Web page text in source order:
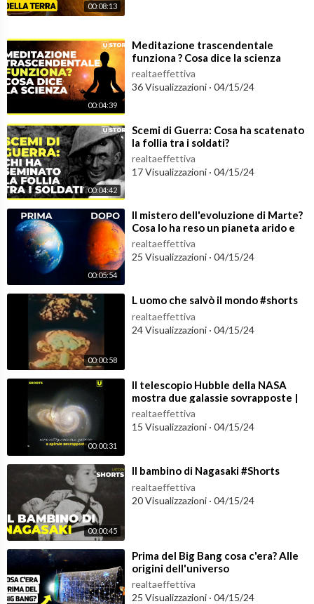
00:08:13
00:04:39
⁣Meditazione trascendentale
funziona ? Cosa dice la scienza
realtaeffettiva
36 Visualizzazioni · 04/15/24
00:04:42
⁣Scemi di Guerra: Cosa ha scatenato
la follia tra i soldati?
realtaeffettiva
17 Visualizzazioni · 04/15/24
00:05:54
⁣Il mistero dell'evoluzione di Marte?
Cosa lo ha reso un pianeta arido e
freddo?
realtaeffettiva
25 Visualizzazioni · 04/15/24
00:00:58
⁣L uomo che salvò il mondo #shorts
realtaeffettiva
24 Visualizzazioni · 04/15/24
00:00:31
⁣Il telescopio Hubble della NASA
mostra due galassie sovrapposte |
#shorts
realtaeffettiva
15 Visualizzazioni · 04/15/24
00:00:45
⁣Il bambino di Nagasaki #Shorts
realtaeffettiva
20 Visualizzazioni · 04/15/24
⁣Prima del Big Bang cosa c'era? Alle
origini dell'universo
realtaeffettiva
25 Visualizzazioni · 04/15/24